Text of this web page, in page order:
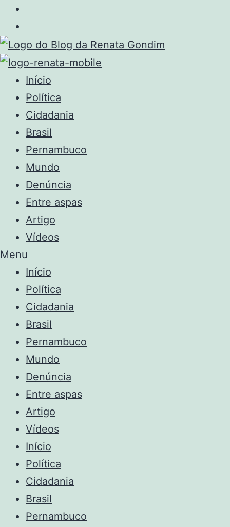
Início
Política
Cidadania
Brasil
Pernambuco
Mundo
Denúncia
Entre aspas
Artigo
Vídeos
Menu
Início
Política
Cidadania
Brasil
Pernambuco
Mundo
Denúncia
Entre aspas
Artigo
Vídeos
Início
Política
Cidadania
Brasil
Pernambuco